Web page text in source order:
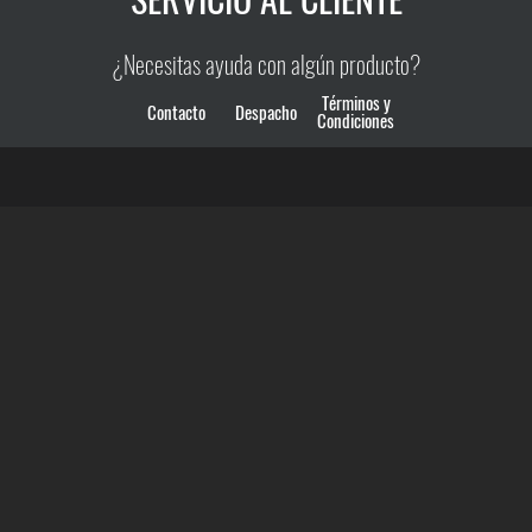
¿Necesitas ayuda con algún producto?
Contacto Despacho Términos y
Condiciones